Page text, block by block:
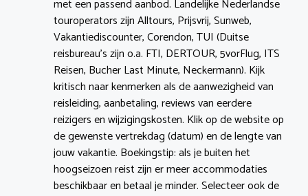
met een passend aanbod. Landelijke Nederlandse
touroperators zijn Alltours, Prijsvrij, Sunweb,
Vakantiediscounter, Corendon, TUI (Duitse
reisbureau’s zijn o.a. FTI, DERTOUR, 5vorFlug, ITS
Reisen, Bucher Last Minute, Neckermann). Kijk
kritisch naar kenmerken als de aanwezigheid van
reisleiding, aanbetaling, reviews van eerdere
reizigers en wijzigingskosten. Klik op de website op
de gewenste vertrekdag (datum) en de lengte van
jouw vakantie. Boekingstip: als je buiten het
hoogseizoen reist zijn er meer accommodaties
beschikbaar en betaal je minder. Selecteer ook de